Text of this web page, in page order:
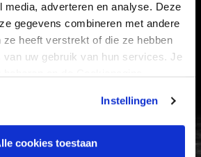
media, adverteren en analyse. Deze
gegevens combineren met andere
ze heeft verstrekt of die ze hebben
uw gebruik van hun services. Je
Instellingen
cookies toestaan